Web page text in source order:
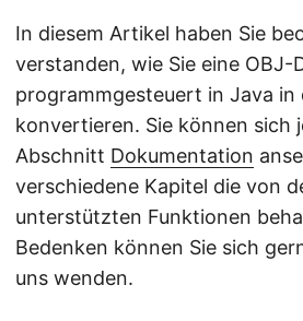
In diesem Artikel haben Sie
verstanden, wie Sie eine OBJ-
programmgesteuert in Java in
konvertieren. Sie können sich
Abschnitt Dokumentation
verschiedene Kapitel die von
unterstützten Funktionen
Bedenken können Sie sich
uns wenden.